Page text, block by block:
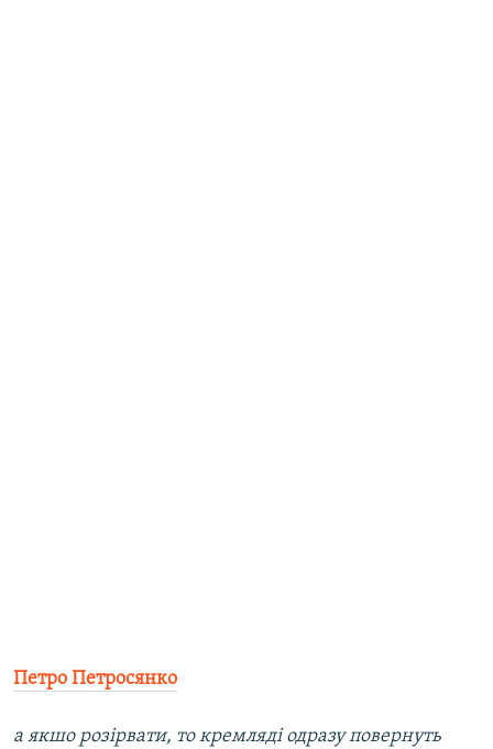
Петро Петросянко
а якшо розірвати, то кремляді одразу повернуть